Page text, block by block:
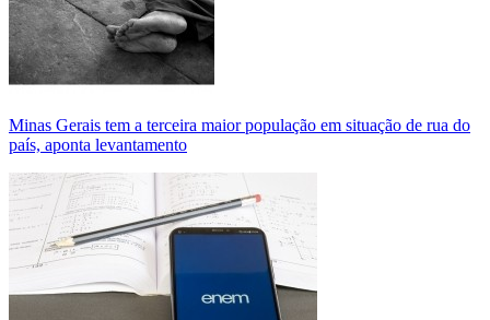
Minas Gerais tem a terceira maior população em situação de rua do
país, aponta levantamento